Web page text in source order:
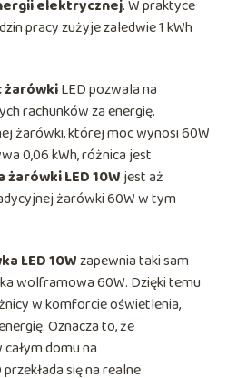
elektrycznej. W praktyce
pracy zużyje zaledwie 1 kWh
żarówkiLED pozwala na
rachunków za energię.
żarówki, której moc wynosi 60W
0,06 kWh, różnica jest
LED 10Wjest aż
żarówki 60W w tym
LED 10Wzapewnia taki sam
wolframowa 60W. Dzięki temu
w komforcie oświetlenia,
Oznacza to, że
domu na
przekłada się na realne